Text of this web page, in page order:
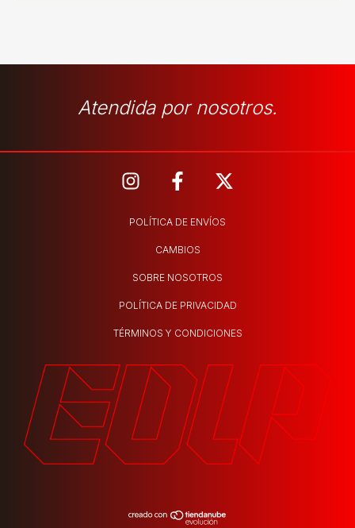
Atendida por nosotros.
POLÍTICA DE ENVÍOS
CAMBIOS
SOBRE NOSOTROS
POLÍTICA DE PRIVACIDAD
TÉRMINOS Y CONDICIONES